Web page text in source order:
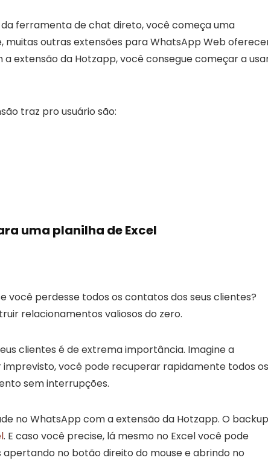
ferramenta de chat direto, você começa uma
outras extensões para WhatsApp Web
extensão da Hotzapp, você consegue começar a
traz pro usuário são:
uma planilha de Excel
você perdesse todos os contatos dos seus clientes?
relacionamentos valiosos do zero.
clientes é de extrema importância. Imagine a
imprevisto, você pode recuperar rapidamente todos os
sem interrupções.
no WhatsApp com a extensão da Hotzapp. O backup
. E caso você precise, lá mesmo no Excel você pode
no botão direito do mouse e abrindo no